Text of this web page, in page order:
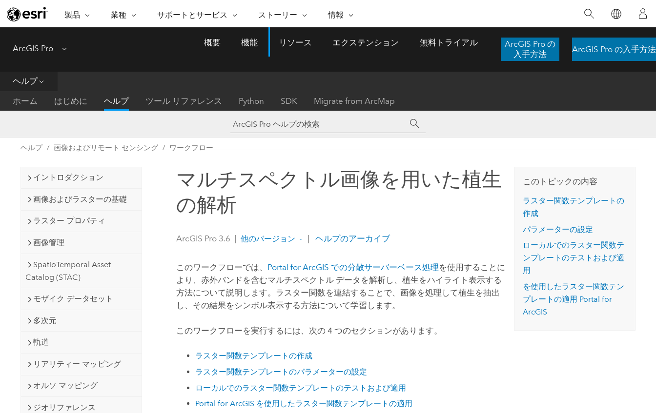
製品
ARCGIS
ArcGIS Online
完全な SaaS マッピング プラット
ArcGIS Enterprise
テム
開発者向けテクノロジー
すべてのプロダクト
機能
位置情報を分析に活用
空間データの統合、編集、共有
Esri ストア
Esri の ArcGIS 製品
られています。 技術がどのようなものかを
確認したり、ハンズオンのインタラクティ
ブ マップを試したり、製品の機能を調べた
り、無料トライアルを開始したりします。
ArcGIS Pro の詳細
業種
業種
自然保護
公共エネルギー
地方自治体
持続可能な開発
電気通信
交通機関
注目のイニシアティブ
インフラストラクチャ管理
的アプローチは、インフラストラクチャ プ
ロジェクトが周囲の環境とどのように関連
しているかをリーダーが理解するのに役立
サポートとサービス
サポートとサービス セルフサービス
ArcGIS ブログ
ドキュメント
は、データのパターンや関係性を明らかに
するために使用される空間統計技術を探索
コースを探索
ストーリー
ESRI ストーリー
Esri ブログ
実世界のグローバルな GIS
技術革新
ー リーダーの声
ArcNews
業界ニュースと ArcGIS 更
リケーションを構築し、重要な救助活動を
実現しました。
ストーリーを読む
情報
ESRI について
パートナー
採用情報
イノベーションへの取り
組み
ーメーション
注目
ArcGIS Pro Menu
概要 機能 リソース エクステンション 無料トライアル
ArcGIS Pro の
入手方法
ArcGIS Pro の入手方法
ヘルプ
ホーム はじめに ヘルプ ツール リファレンス Python SDK Migrate from ArcMap
ヘルプ 画像およびリモート センシング ワークフロー
イントロダクション
画像およびラスターの基礎
ラスター プロパティ
画像管理
SpatioTemporal Asset
Catalog (STAC)
モザイク データセット
多次元
軌道
リアリティー マッピング
オルソ マッピング
ジオリファレンス
マルチスペクトル画像を用いた植生
の解析
ArcGIS Pro 3.6 他のバージョン ヘルプのアーカイブ
このワークフローでは、 Portal for ArcGIS での分散サーバーベース処理を使用することに
より、赤外バンドを含むマルチスペクトル データを解析し、植生をハイライト表示する
方法について説明します。ラスター関数を連結することで、画像を処理して植生を抽出
し、その結果をシンボル表示する方法について学習します。
このワークフローを実行するには、次の 4 つのセクションがあります。
ラスター関数テンプレートの作成
ラスター関数テンプレートのパラメーターの設定
ローカルでのラスター関数テンプレートのテストおよび適用
Portal for ArcGIS を使用したラスター関数テンプレートの適用
このトピックの内容
ラスター関数テンプレートの
作成
パラメーターの設定
ローカルでのラスター関数テ
ンプレートのテストおよび適
用
を使用したラスター関数テン
プレートの適用 Portal for
ArcGIS